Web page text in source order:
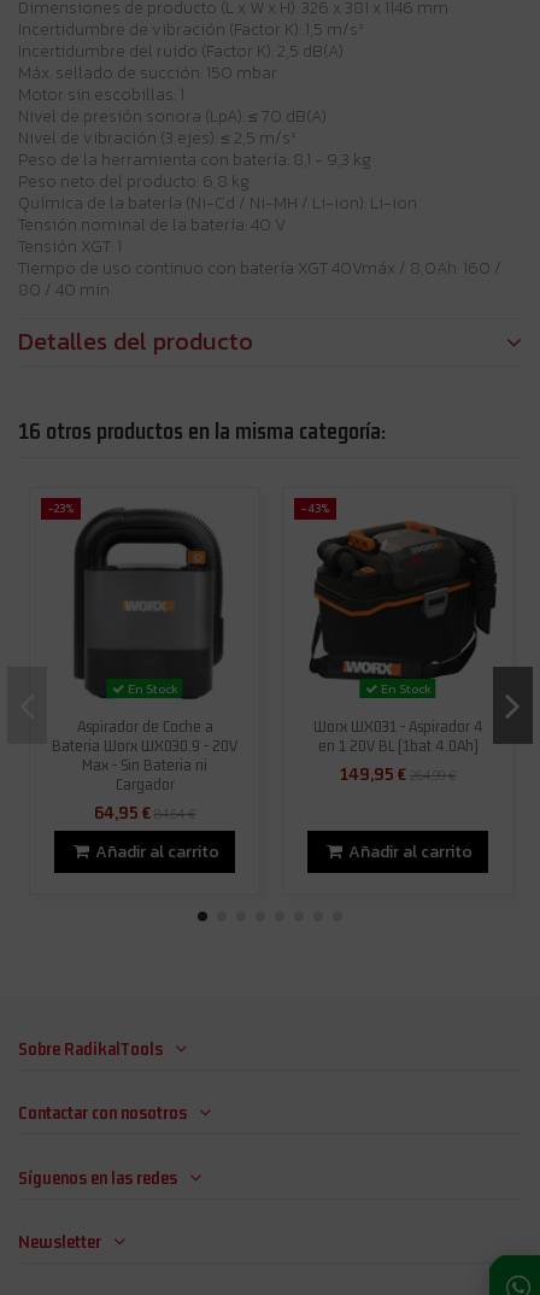
Dimensiones de producto (L x W x H): 326 x 381 x 1146 mm
Incertidumbre de vibración (Factor K): 1,5 m/s²
Incertidumbre del ruido (Factor K): 2,5 dB(A)
Máx. sellado de succión: 150 mbar
Motor sin escobillas: 1
Nivel de presión sonora (LpA): ≤ 70 dB(A)
Nivel de vibración (3 ejes): ≤ 2,5 m/s²
Peso de la herramienta con batería: 8,1 - 9,3 kg
Peso neto del producto: 6,8 kg
Química de la batería (Ni-Cd / Ni-MH / Li-ion): Li-ion
Tensión nominal de la batería: 40 V
Tensión XGT: 1
Tiempo de uso continuo con batería XGT 40Vmáx / 8,0Ah: 160 /
80 / 40 min
Detalles del producto
16 otros productos en la misma categoría:
-23%
En Stock
Aspirador de Coche a
Bateria Worx WX030.9 - 20V
Max - Sin Bateria ni
Cargador
64,95 €84,64 €
Añadir al carrito
-43%
En Stock
Worx WX031 - Aspirador 4
en 1 20V BL (1bat 4.0Ah)
149,95 €264,99 €
Añadir al carrito
Sobre RadikalTools
Contactar con nosotros
Síguenos en las redes
Newsletter